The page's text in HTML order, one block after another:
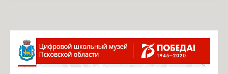
Павлова О.В., завуч по УВР
Александрова С.В., учитель нач. классов
Васильева В.В., учитель нач. классов